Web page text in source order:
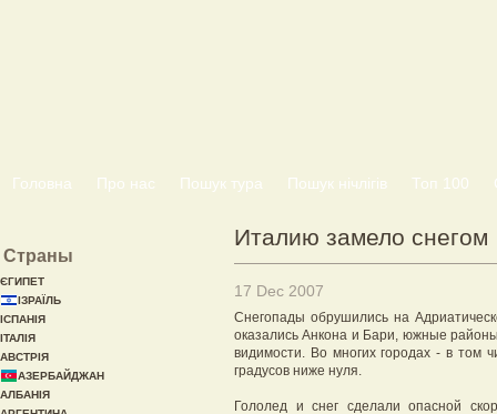
Головна Про нас Пошук тура Пошук нічлігів Топ 100
Италию замело снегом
17 Dec 2007
Снегопады обрушились на
оказались Анкона и Бари, южные
видимости. Во многих городах - в том
градусов ниже нуля.
Гололед и снег сделали опасной
Страны
ЄГИПЕТ
ІЗРАЇЛЬ
ІСПАНІЯ
ІТАЛІЯ
АВСТРІЯ
АЗЕРБАЙДЖАН
АЛБАНІЯ